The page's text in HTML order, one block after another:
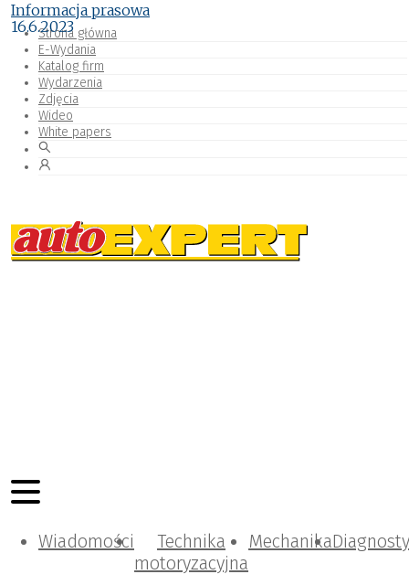
Strona główna
E-Wydania
Katalog firm
Wydarzenia
Zdjęcia
Wideo
White papers
Wiadomości
Technika
motoryzacyjna
Mechanika
Informacja prasowa
16.6.2023